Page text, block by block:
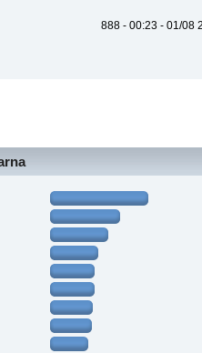
888 - 00:23 - 01/08